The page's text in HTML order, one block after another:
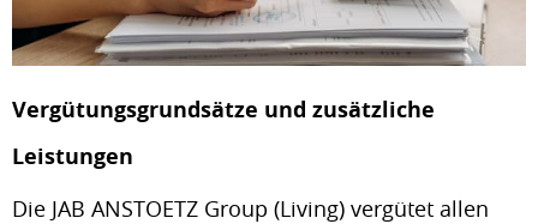
Vergütungsgrundsätze und zusätzliche
Leistungen
Die JAB ANSTOETZ Group (Living) vergütet allen